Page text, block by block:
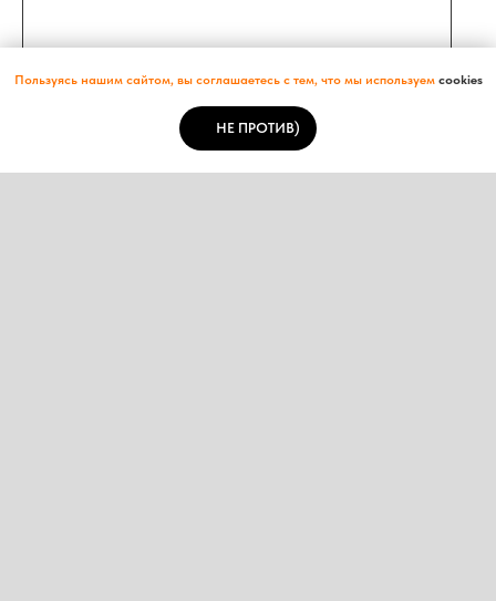
Пользуясь нашим сайтом, вы соглашаетесь с тем, что мы используем cookies
НЕ ПРОТИВ)